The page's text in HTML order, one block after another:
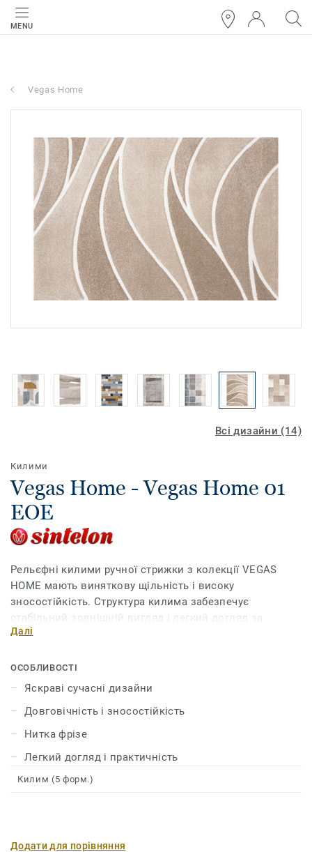
MENU
Vegas Home
Всі дизайни (14)
Килими
Vegas Home - Vegas Home 01
EOE
Рельєфні килими ручної стрижки з колекції VEGAS
HOME мають виняткову щільність і високу
зносостійкість. Структура килима забезпечує
стабільний зовнішній вигляд і легкий догляд за
покриттям. Широка палітра сучасних дизайнів
унікальність інтер’єру.
Далі
ОСОБЛИВОСТІ
Яскраві сучасні дизайни
Довговічність і зносостійкість
Нитка фрізе
Легкий догляд і практичність
Килим (5 форм.)
Додати для порівняння